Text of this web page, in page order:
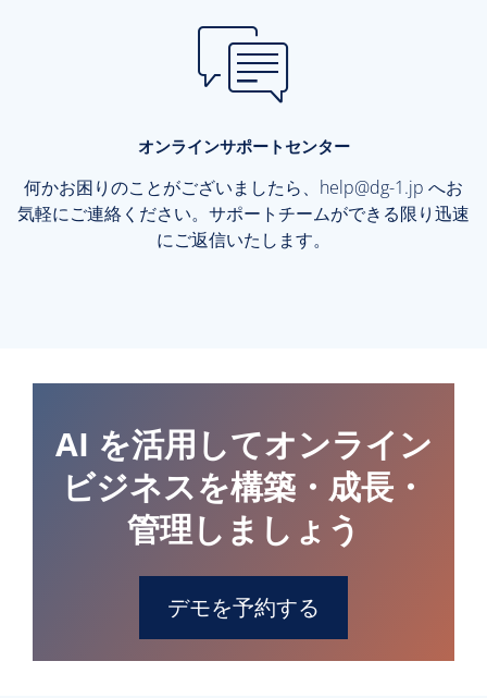
オンラインサポートセンター
何かお困りのことがございましたら、 help@dg-1.jp へお
気軽にご連絡ください。サポートチームができる限り迅速
にご返信いたします。
AI を活用してオンライン
ビジネスを構築・成長・
管理しましょう
デモを予約する